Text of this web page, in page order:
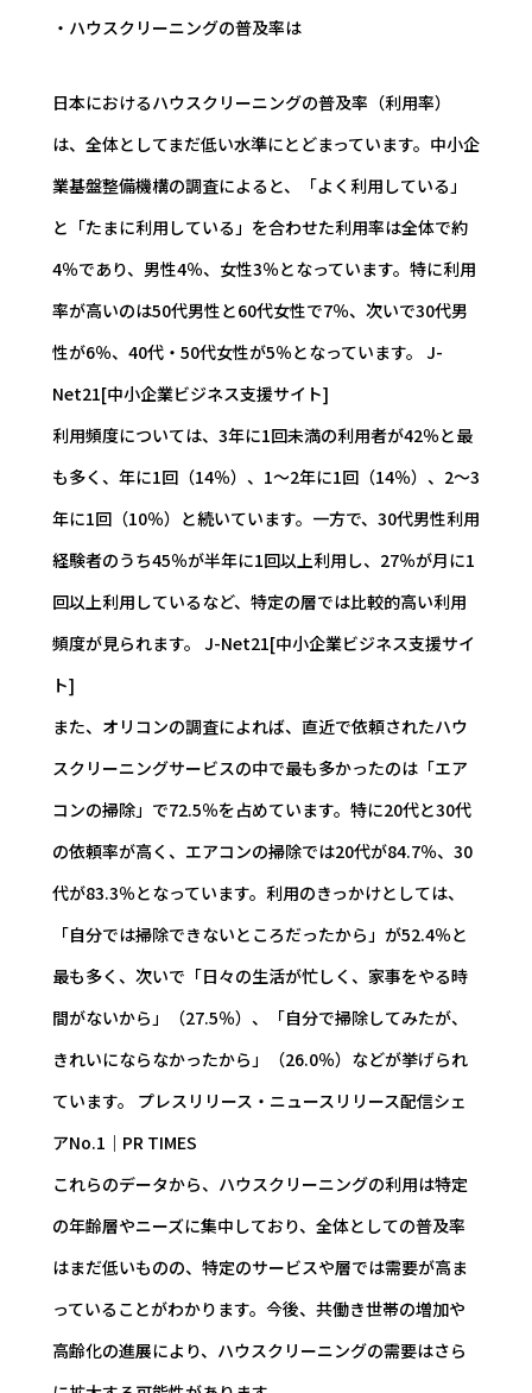
・ハウスクリーニングの普及率は
日本におけるハウスクリーニングの普及率（利用率）
は、全体としてまだ低い水準にとどまっています。中小企
業基盤整備機構の調査によると、「よく利用している」
と「たまに利用している」を合わせた利用率は全体で約
4％であり、男性4％、女性3％となっています。特に利用
率が高いのは50代男性と60代女性で7％、次いで30代男
性が6％、40代・50代女性が5％となっています。 J-
Net21[中小企業ビジネス支援サイト]
利用頻度については、3年に1回未満の利用者が42％と最
も多く、年に1回（14％）、1～2年に1回（14％）、2～3
年に1回（10％）と続いています。一方で、30代男性利用
経験者のうち45％が半年に1回以上利用し、27％が月に1
回以上利用しているなど、特定の層では比較的高い利用
頻度が見られます。 J-Net21[中小企業ビジネス支援サイ
ト]
また、オリコンの調査によれば、直近で依頼されたハウ
スクリーニングサービスの中で最も多かったのは「エア
コンの掃除」で72.5％を占めています。特に20代と30代
の依頼率が高く、エアコンの掃除では20代が84.7％、30
代が83.3％となっています。利用のきっかけとしては、
「自分では掃除できないところだったから」が52.4％と
最も多く、次いで「日々の生活が忙しく、家事をやる時
間がないから」（27.5％）、「自分で掃除してみたが、
きれいにならなかったから」（26.0％）などが挙げられ
ています。 プレスリリース・ニュースリリース配信シェ
アNo.1｜PR TIMES
これらのデータから、ハウスクリーニングの利用は特定
の年齢層やニーズに集中しており、全体としての普及率
はまだ低いものの、特定のサービスや層では需要が高ま
っていることがわかります。今後、共働き世帯の増加や
高齢化の進展により、ハウスクリーニングの需要はさら